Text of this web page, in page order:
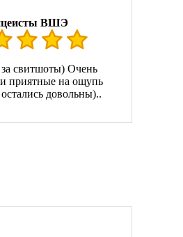
ВШЭ
свитшоты) Очень
приятные на ощупь
довольны)..